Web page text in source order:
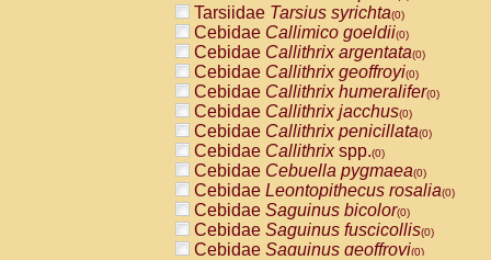
Tarsiidae Tarsius syrichta(0)
Cebidae Callimico goeldii(0)
Cebidae Callithrix argentata(0)
Cebidae Callithrix geoffroyi(0)
Cebidae Callithrix humeralifer(0)
Cebidae Callithrix jacchus(0)
Cebidae Callithrix penicillata(0)
Cebidae Callithrixspp.(0)
Cebidae Cebuella pygmaea(0)
Cebidae Leontopithecus rosalia(0)
Cebidae Saguinus bicolor(0)
Cebidae Saguinus fuscicollis(0)
Cebidae Saguinus geoffroyi(0)